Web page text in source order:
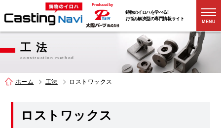
Produced by
鋳物のイロハを学べる!
お悩み解決型の専門情報サイト
MENU
工 法
construction method
ホーム 工法 ロストワックス
ロストワックス